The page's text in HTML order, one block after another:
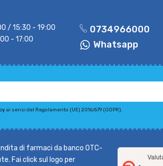
/ 15:30 - 19:00
- 17:00
0734966000
Whatsapp
ai sensi del Regolamento (UE) 2016/679 (GDPR).
di farmaci da banco OTC-
Fai click sul logo per